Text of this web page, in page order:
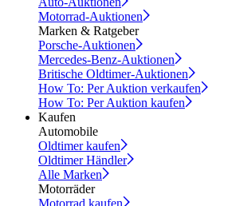
Motorrad-Auktionen
Marken & Ratgeber
Porsche-Auktionen
Mercedes-Benz-Auktionen
Britische Oldtimer-Auktionen
How To: Per Auktion verkaufen
How To: Per Auktion kaufen
Kaufen
Automobile
Oldtimer kaufen
Oldtimer Händler
Alle Marken
Motorräder
Motorrad kaufen